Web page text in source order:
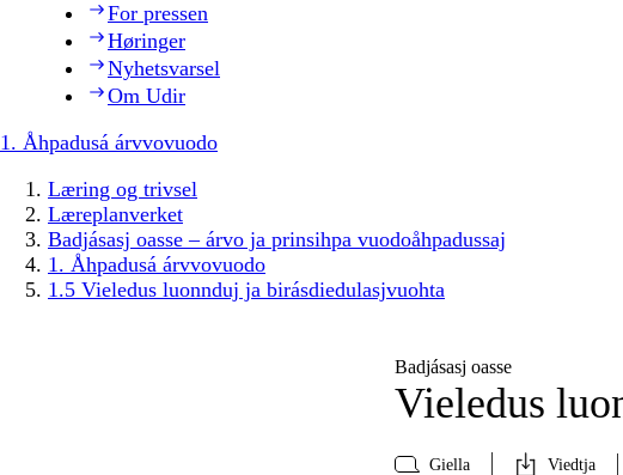
For pressen
Høringer
Nyhetsvarsel
Om Udir
1. Åhpadusá árvvovuodo
Læring og trivsel
Læreplanverket
Badjásasj oasse – árvo ja prinsihpa vuodoåhpadussaj
1. Åhpadusá árvvovuodo
1.5 Vieledus luonnduj ja birásdiedulasjvuohta
Badjásasj oasse
Vieledus
Giella Viedtja